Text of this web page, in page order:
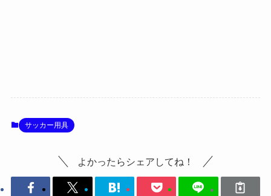
サッカー用具
よかったらシェアしてね！